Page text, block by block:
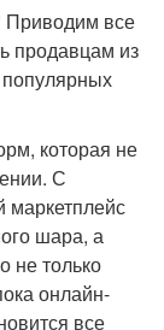
Приводим все
продавцам из
которая не
С
маркетплейс
шара, а
не только
онлайн-
все